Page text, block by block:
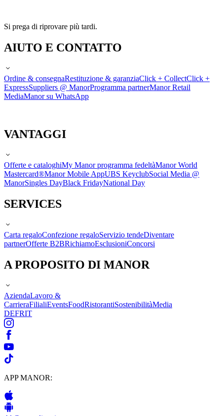
Si prega di riprovare più tardi.
AIUTO E CONTATTO
Ordine & consegnaRestituzione & garanziaClick + CollectClick +
ExpressSuppliers @ ManorProgramma partnerManor Retail
MediaManor su WhatsApp
VANTAGGI
Offerte e cataloghiMy Manor programma fedeltàManor World
Mastercard®Manor Mobile AppUBS KeyclubSocial Media @
ManorSingles DayBlack FridayNational Day
SERVICES
Carta regaloConfezione regaloServizio tendeDiventare
partnerOfferte B2BRichiamoEsclusioniConcorsi
A PROPOSITO DI MANOR
AziendaLavoro &
CarrieraFilialiEventsFoodRistorantiSostenibilitàMedia
DEFRIT
APP MANOR: